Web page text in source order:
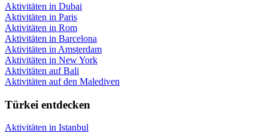
Aktivitäten in Dubai
Aktivitäten in Paris
Aktivitäten in Rom
Aktivitäten in Barcelona
Aktivitäten in Amsterdam
Aktivitäten in New York
Aktivitäten auf Bali
Aktivitäten auf den Malediven
Türkei entdecken
Aktivitäten in Istanbul